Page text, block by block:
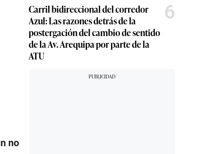
no
Carril bidireccional del corredor
Azul: Las razones detrás de la
postergación del cambio de sentido
de la Av. Arequipa por parte de la
ATU
6